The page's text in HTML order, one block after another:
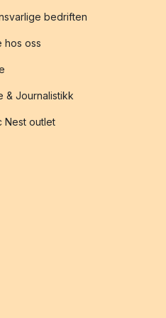
bedriften
hos oss
& Journalistikk
Nest outlet